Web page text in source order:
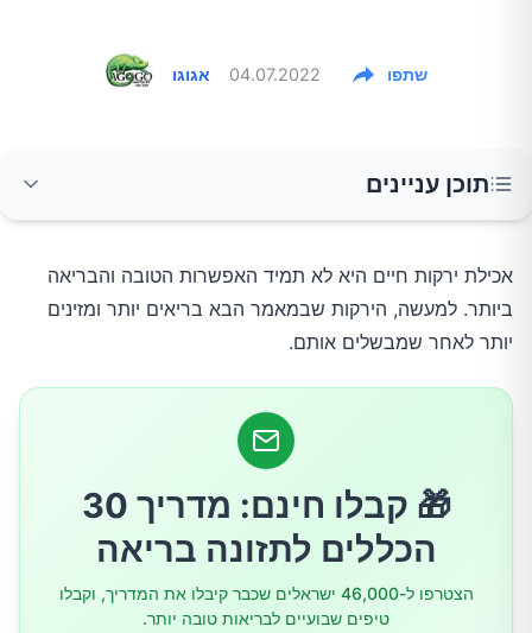
אגוגו 04.07.2022 שתפו
תוכן עניינים
עגבניות
אספרגוס
אכילת ירקות חיים היא לא תמיד האפשרות הטובה והבריאה
ביותר. למעשה, הירקות שבמאמר הבא בריאים יותר ומזינים
יותר לאחר שמבשלים אותם.
🎁 קבלו חינם: מדריך 30
הכללים לתזונה בריאה
הצטרפו ל-46,000 ישראלים שכבר קיבלו את המדריך, וקבלו
טיפים שבועיים לבריאות טובה יותר.